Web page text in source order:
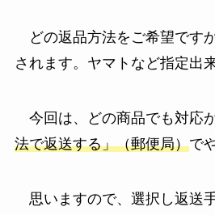
どの返品方法をご希望です
されます。ヤマトなど指定出
今回は、どの商品でも対応
法で返送する」（郵便局）で
思いますので、選択し返送